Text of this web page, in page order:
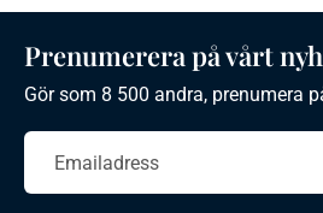
Prenumerera på vårt
Gör som 8 500 andra, prenumera